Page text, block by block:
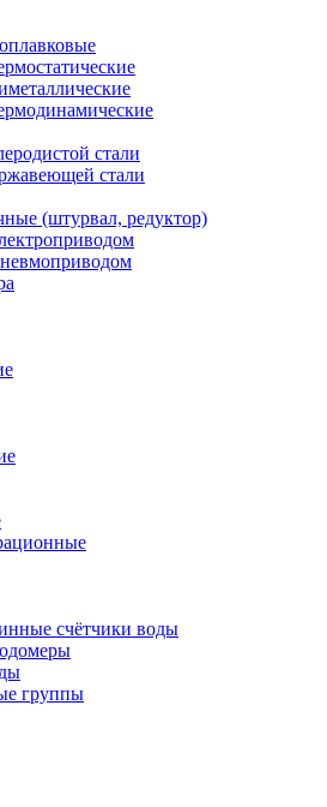
стали
стали
(штурвал, редуктор)
счётчики воды
группы